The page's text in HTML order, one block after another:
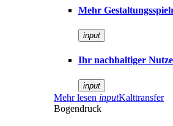
Mehr
input
Ihr nachhaltiger
input
Mehr lesen inputKalttransfer
Bogendruck